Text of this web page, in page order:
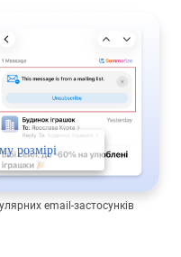
email-застосунків